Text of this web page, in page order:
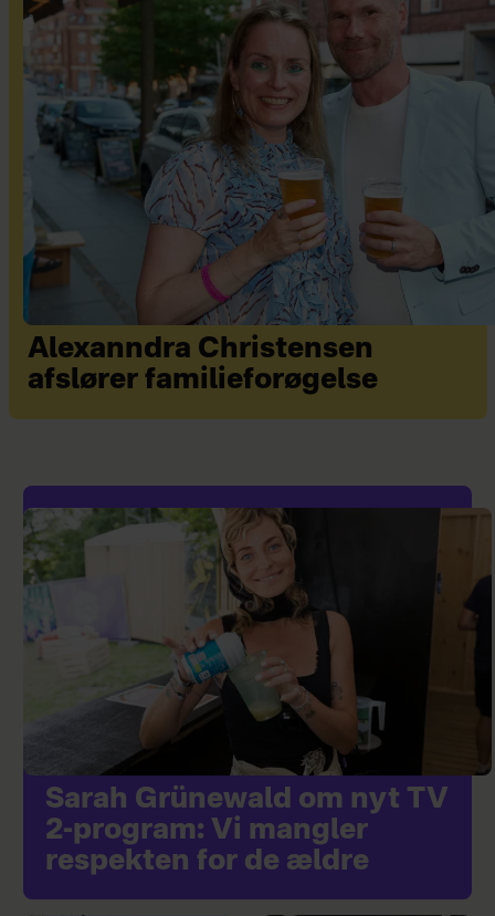
Alexanndra Christensen
afslører familieforøgelse
Sarah Grünewald om nyt TV
2-program: Vi mangler
respekten for de ældre